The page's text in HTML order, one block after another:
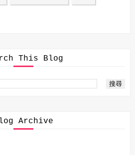
This Blog
Archive